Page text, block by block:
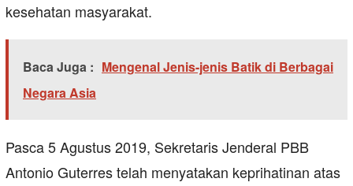
kesehatan masyarakat.
Baca Juga : Mengenal Jenis-jenis Batik di Berbagai
Negara Asia
Pasca 5 Agustus 2019, Sekretaris Jenderal PBB
Antonio Guterres telah menyatakan keprihatinan atas